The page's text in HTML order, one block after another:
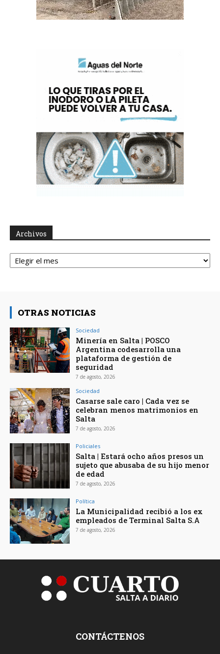
Archivos
Archivos
OTRAS NOTICIAS
Sociedad
Minería en Salta | POSCO
Argentina codesarrolla una
plataforma de gestión de
seguridad
7 de agosto, 2026
Sociedad
Casarse sale caro | Cada vez se
celebran menos matrimonios en
Salta
7 de agosto, 2026
Policiales
Salta | Estará ocho años presos un
sujeto que abusaba de su hijo menor
de edad
7 de agosto, 2026
Política
La Municipalidad recibió a los ex
empleados de Terminal Salta S.A
7 de agosto, 2026
CONTÁCTENOS